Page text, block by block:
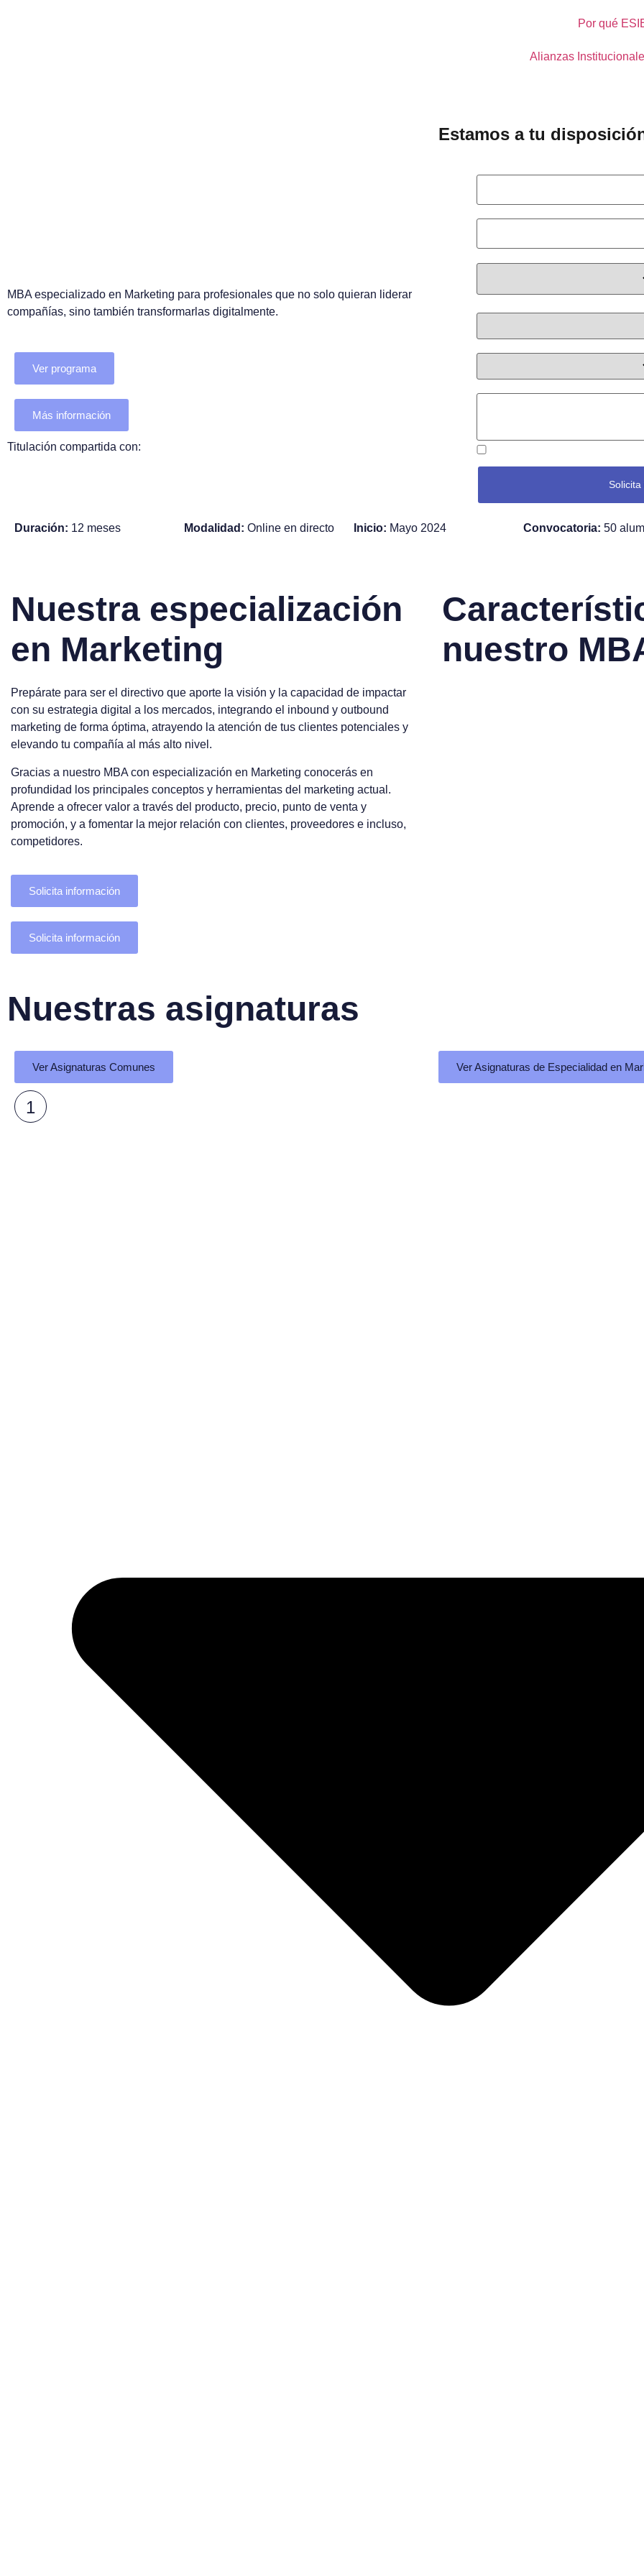
Por qué
Alianzas
MBA especializado en Marketing para profesionales que no solo quieran liderar
compañías, sino también transformarlas digitalmente.
Ver programa
Más información
Titulación compartida con:
Estamos a tu disposició
Duración: 12 meses Modalidad: Online en directo Inicio: Mayo 2024 Convocatoria: 50
Nuestra especia ización
en Mar keting
Prepárate para ser el directivo que aporte la visión y la capacidad de impactar
con su estrategia digital a los mercados, integrando el inbound y outbound
marketing de forma óptima, atrayendo la atención de tus clientes potenciales y
elevando tu compañía al más alto nivel.
Gracias a nuestro MBA con especialización en Marketing conocerás en
profundidad los principales conceptos y herramientas del marketing actual.
Aprende a ofrecer valor a través del producto, precio, punto de venta y
promoción, y a fomentar la mejor relación con clientes, proveedores e incluso,
competidores.
Solicita información
Solicita información
Característi
nuestro MB
Nuestras asignaturas
Ver Asignaturas Comunes Ver Asignaturas de Especialidad en